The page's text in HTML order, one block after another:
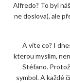
Alfredo? To byl
ne doslova), ale
A víte co? I
kterou myslím,
Stéfano.
symbol. A každé